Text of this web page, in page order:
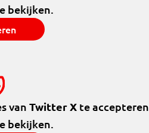
bekijken.
van Twitter Xte accepteren
bekijken.